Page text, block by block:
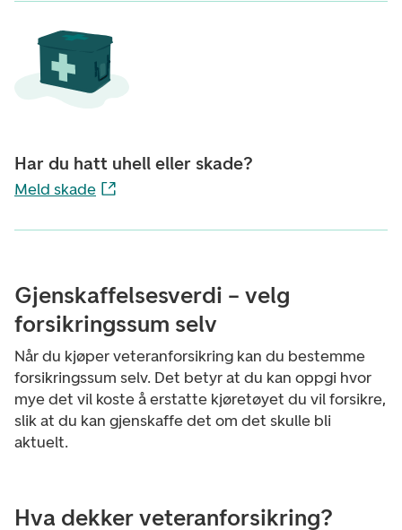
Har du hatt uhell eller skade?
Meld skade
Gjenskaffelsesverdi – velg
forsikringssum selv
Når du kjøper veteranforsikring kan du bestemme
forsikringssum selv. Det betyr at du kan oppgi hvor
mye det vil koste å erstatte kjøretøyet du vil forsikre,
slik at du kan gjenskaffe det om det skulle bli
aktuelt.
Hva dekker veteranforsikring?